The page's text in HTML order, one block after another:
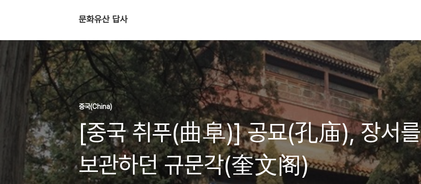
문화유산 답사
중국(China)
[중국 취푸(曲阜)] 공묘(孔庙), 장서를
보관하던 규문각(奎文阁)